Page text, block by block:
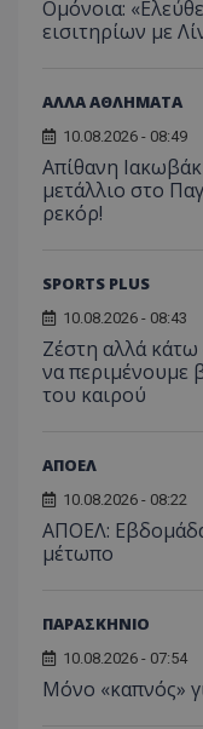
Ομόνοια:
εισιτηρίων με
ΑΛΛΑ ΑΘΛΗΜΑΤΑ
10.08.2026 - 08:49
Απίθανη
μετάλλιο στο
ρεκόρ!
SPORTS PLUS
10.08.2026 - 08:43
Ζέστη αλλά
να περιμένουμε
του καιρού
ΑΠΟΕΛ
10.08.2026 - 08:22
ΑΠΟΕΛ:
μέτωπο
ΠΑΡΑΣΚΗΝΙΟ
10.08.2026 - 07:54
Μόνο «καπνός»